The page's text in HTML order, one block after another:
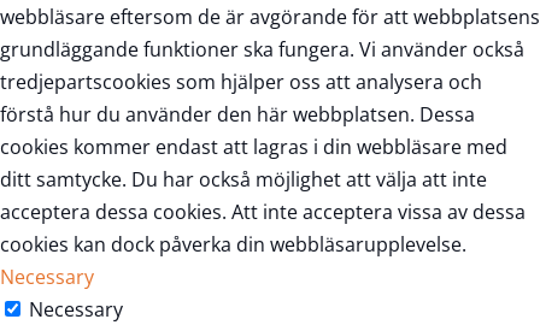
webbläsare eftersom de är avgörande för att webbplatsens
grundläggande funktioner ska fungera. Vi använder också
tredjepartscookies som hjälper oss att analysera och
förstå hur du använder den här webbplatsen. Dessa
cookies kommer endast att lagras i din webbläsare med
ditt samtycke. Du har också möjlighet att välja att inte
acceptera dessa cookies. Att inte acceptera vissa av dessa
cookies kan dock påverka din webbläsarupplevelse.
Necessary
Necessary